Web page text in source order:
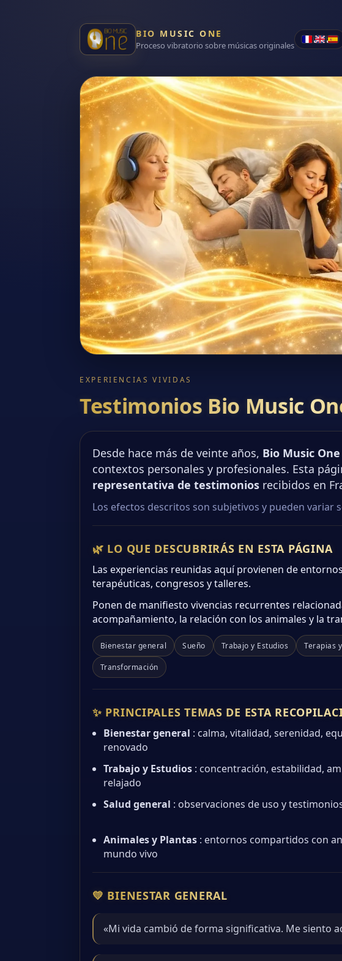
BIO MUSIC ONE
Proceso vibratorio sobre músicas originales • •
EXPERIENCIAS VIVIDAS
Testimonios Bio Music
Desde hace más de veinte años, Bio Music One
contextos personales y profesionales. Esta
representativa de testimonios recibidos en
Los efectos descritos son subjetivos y pueden variar
🌿 LO QUE DESCUBRIRÁS EN ESTA PÁGINA
Las experiencias reunidas aquí provienen de
terapéuticas, congresos y talleres.
Ponen de manifiesto vivencias recurrentes
acompañamiento, la relación con los animales y la
Bienestar general Sueño Trabajo y Estudios Terapias
Transformación
✨ PRINCIPALES TEMAS DE ESTA
Bienestar general : calma, vitalidad, serenidad,
renovado
Trabajo y Estudios : concentración, estabilidad,
relajado
Salud general : observaciones de uso y
Animales y Plantas : entornos compartidos con
mundo vivo
💛 BIENESTAR GENERAL
«Mi vida cambió de forma significativa. Me siento